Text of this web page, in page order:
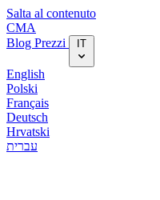
Salta al contenuto
CMA
Blog‎ Prezzi IT
English
Polski
Français
Deutsch
Hrvatski
עברית